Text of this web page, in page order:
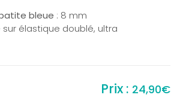
bleue : 8 mm
élastique doublé, ultra
24,90€